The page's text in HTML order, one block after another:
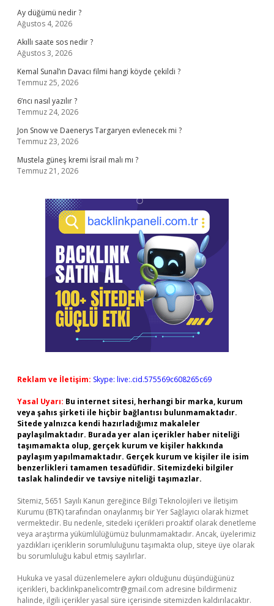
Ay düğümü nedir ?
Ağustos 4, 2026
Akıllı saate sos nedir ?
Ağustos 3, 2026
Kemal Sunal’ın Davacı filmi hangi köyde çekildi ?
Temmuz 25, 2026
6’ncı nasıl yazılır ?
Temmuz 24, 2026
Jon Snow ve Daenerys Targaryen evlenecek mi ?
Temmuz 23, 2026
Mustela güneş kremi İsrail malı mı ?
Temmuz 21, 2026
Reklam ve İletişim: Skype: live:.cid.575569c608265c69
Yasal Uyarı: Bu internet sitesi, herhangi bir marka, kurum
veya şahıs şirketi ile hiçbir bağlantısı bulunmamaktadır.
Sitede yalnızca kendi hazırladığımız makaleler
paylaşılmaktadır. Burada yer alan içerikler haber niteliği
taşımamakta olup, gerçek kurum ve kişiler hakkında
paylaşım yapılmamaktadır. Gerçek kurum ve kişiler ile isim
benzerlikleri tamamen tesadüfidir. Sitemizdeki bilgiler
taslak halindedir ve tavsiye niteliği taşımazlar.
Sitemiz, 5651 Sayılı Kanun gereğince Bilgi Teknolojileri ve İletişim
Kurumu (BTK) tarafından onaylanmış bir Yer Sağlayıcı olarak hizmet
vermektedir. Bu nedenle, sitedeki içerikleri proaktif olarak denetleme
veya araştırma yükümlülüğümüz bulunmamaktadır. Ancak, üyelerimiz
yazdıkları içeriklerin sorumluluğunu taşımakta olup, siteye üye olarak
bu sorumluluğu kabul etmiş sayılırlar.
Hukuka ve yasal düzenlemelere aykırı olduğunu düşündüğünüz
içerikleri, backlinkpanelicomtr@gmail.com adresine bildirmeniz
halinde, ilgili içerikler yasal süre içerisinde sitemizden kaldırılacaktır.